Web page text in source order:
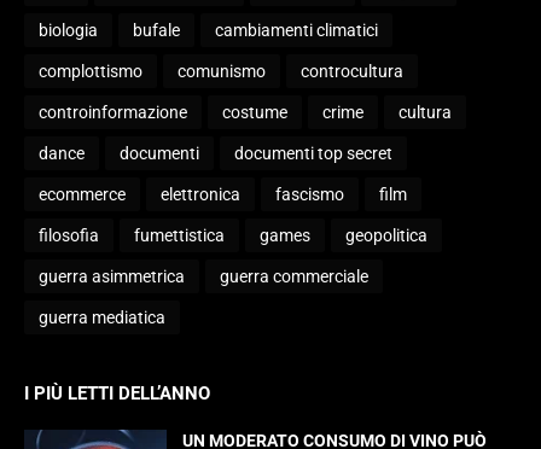
biologia bufale cambiamenti climatici
complottismo comunismo controcultura
controinformazione costume crime cultura
dance documenti documenti top secret
ecommerce elettronica fascismo film
filosofia fumettistica games geopolitica
guerra asimmetrica guerra commerciale
guerra mediatica
I PIÙ LETTI DELL’ANNO
UN MODERATO CONSUMO DI VINO PUÒ